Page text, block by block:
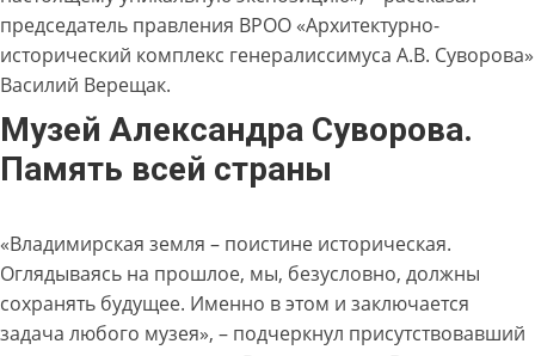
председатель правления ВРОО «Архитектурно-
исторический комплекс генералиссимуса А.В. Суворова»
Василий Верещак.
Музей Александра Суворова.
Память всей страны
«Владимирская земля – поистине историческая.
Оглядываясь на прошлое, мы, безусловно, должны
сохранять будущее. Именно в этом и заключается
задача любого музея», – подчеркнул присутствовавший